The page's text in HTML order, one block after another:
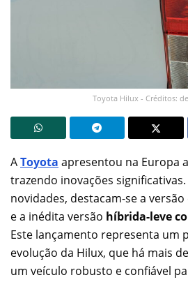
Toyota Hilux - Créditos:
AToyota apresentou na Europa
trazendo inovações
novidades, destacam-se a
e a inédita versão híbrida-leve
Este lançamento representa um
evolução da Hilux, que há mais de
um veículo robusto e confiável